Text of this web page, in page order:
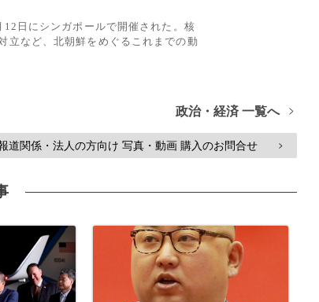
日にシンガポールで開催された。核
立など、北朝鮮をめぐるこれまでの動
政治・経済 一覧へ >
道関係・法人の方向け 写真・動画 購入のお問合せ >